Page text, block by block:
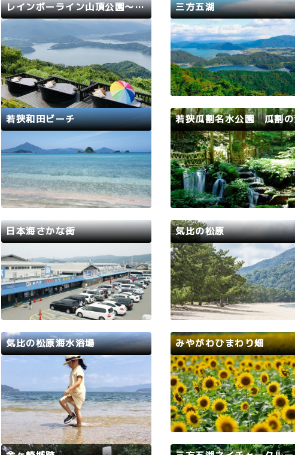
レインボーライン山頂公園～三方五湖に浮かぶ天空のテラス～
美浜町・若狭町にかけてひろがる、
11.24㎞の道路です。普段は自転車
と歩行者は通ることはできません
が、「若狭路センチュリーライド」
などのイベント開催時は自転車で走
ることができます。第一駐車場から
リフト・ケーブルカーで上った先に
ある山頂公園は、名勝三方五…
三方五湖
三方五湖は、福井県美浜町と
にまたがる三方湖、水月湖、
久々子湖、日向湖の5つの湖
です。５つの湖は水質や水深
ことから「五色の湖」と呼ば
ます。全長11.2kmの県道三
レインボーライン線からそ
若狭路 美浜町 若狭町
若狭和田ビーチ
2025年海水浴場開設期間 7月12日
（土）～8月24日（日） アジアで
初の国際環境認証「BLUE FLAG」
を取得した人気のビーチで、バツグ
浜が特徴です。海水浴開設期間中
は、水難救助員やライフセーバーが
常駐しており、安心安全なビー…
若狭路
若狭瓜割名水公園 瓜割
全国名水百選に選ばれている
の滝」。瓜も割れるほどに冷
とからこの名がつけられまし
割の滝の周辺に広がる森は、
する幻想的な光景。庭園内に
万株ものアジサイや、桜、モ
どが植えられており、四季…
若狭路 若狭町
日本海さかな街
人気の海産物をはじめ種類豊富なお
土産物店と海鮮を楽しめる飲食店が
軒を連ねる「日本海さかな街」。県
内外から、連日多くのお客様が訪れ
若狭路
気比の松原
敦賀湾最奥部に広がる気比の
は、白砂青松の景勝地で、日
松原のひとつに数えられ、国
にも指定されています。かつ
よって没収され、江戸期には
の藩有林となっていました。
ツとクロマツが入り混じる
若狭路 敦賀市
気比の松原海水浴場
日本三大松原のひとつ『気比の松
原』と、約1kmにおよぶ砂浜は、緑
と白との鮮やかなコントラストに彩
られたビーチ。子ども向けの海上遊
具などの設備もあり、家族連れにお
すすめです。
みやがわひまわり畑
花の里みやがわの3ｈａの広
に時期をずらして種まきされ
0万本のひまわりが咲き誇り
順に開花するひまわりを7月
とができます。(毎年開花の
若狭路 小浜市